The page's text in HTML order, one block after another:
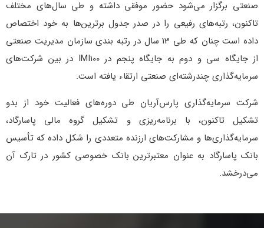
صنعتی برگزار می‌شود حضور موفقی داشته و طی سال‌های مختلف
تاکنون، رتبه‌های رفیعی را در صدر جدول برترین‌ها به خود اختصاص
داده است چنان که طی 13 سال در رتبه بندی سازمان مدیریت صنعتی
از جایگاه سی و دوم به جایگاه پنجم در IMI100 در بین شرکت‌های
سرمایه‌گذاری چندرشته‌ای صنعتی ارتقاء یافته است.
شرکت سرمایه‌گذاری پارس‌آریان طی دوره­‌های فعالیت خود از بدو
تشکیل تاکنون، با برنامه‌ریزی و تشکیل گروه مالی پاسارگاد،
سرمایه‌گذاری‌ها و مشارکت‌های ارزنده متعددی را شکل داده که تأسیس
بانک پاسارگاد به عنوان معتبرترین بانک خصوصی کشور در تارک آن
می‌درخشد.